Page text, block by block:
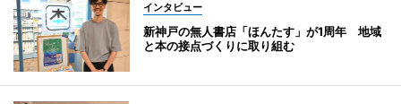
インタビュー
新神戸の無人書店「ほんたす」が1周年 地域
と本の接点づくりに取り組む